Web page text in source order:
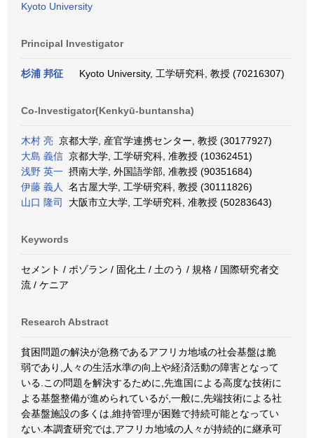
Kyoto University
Principal Investigator
杉浦 邦征 Kyoto University, 工学研究科, 教授 (70216307)
Co-Investigator(Kenkyū-buntansha)
木村 亮 京都大学, 産官学連携センター, 教授 (30177927)
大島 義信 京都大学, 工学研究科, 准教授 (10362451)
浅野 英一 摂南大学, 外国語学部, 准教授 (90351684)
伊藤 義人
名古屋大学, 工学研究科, 教授 (30111826)
山口 隆司
大阪市立大学, 工学研究科, 准教授 (50283643)
Keywords
セメント / ポゾラン / 固化土 / 土のう / 規格 / 国際研究者交
流 / ケニア
Research Abstract
貧困問題の解決が急務であるアフリカ地域の社会基盤は脆
弱であり,人々の生活水準の向上や経済活動の障害となって
いる.この問題を解決するために,先進国による高度な技術に
よる基盤整備が進められているが,一般に,先端技術による社
会基盤施設の多くは,維持管理が困難で持続可能となってい
ない.本調査研究では,アフリカ地域の人々が持続的に継承可